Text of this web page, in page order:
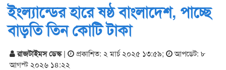
ইংল্যান্ডের হারে ষষ্ঠ বাংলাদেশ, পাচ্ছে
বাড়তি তিন কোটি টাকা
রাজটাইমস ডেস্ক| প্রকাশিত: ২ মার্চ ২০২৫ ১৩:৫৯;
আপডেট: ৮
আগস্ট ২০২৬ ১৪:২২